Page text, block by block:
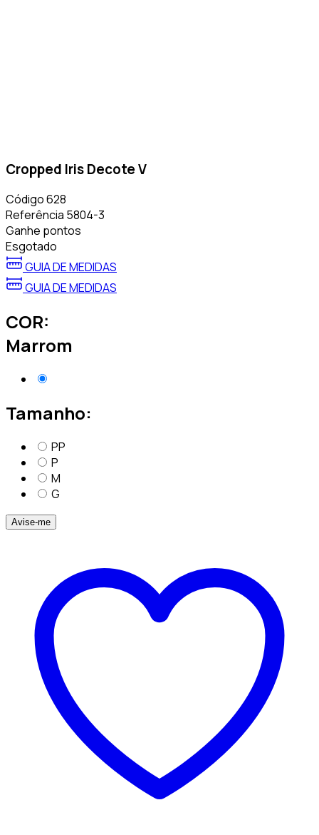
Cropped Iris Decote V
Código628
Referência 5804-3
Ganhe pontos
Esgotado
GUIA DE MEDIDAS
GUIA DE MEDIDAS
COR:
Marrom
Tamanho:
PP
P
M
G
Avise-me